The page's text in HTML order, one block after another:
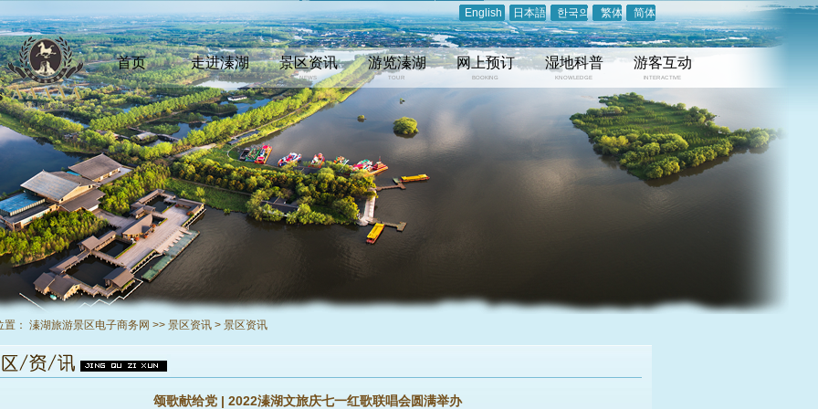
English 日本語 한국의 繁体 简体
首页
INDEX
走进溱湖
COMEIN
景区资讯
NEWS
游览溱湖
TOUR
网上预订
BOOKING
湿地科普
KNOWLEDGE
游客互动
INTERACTIVE
置： 溱湖旅游景区电子商务网 >> 景区资讯 > 景区资讯
颂歌献给党 | 2022溱湖文旅庆七一红歌联唱会圆满举办